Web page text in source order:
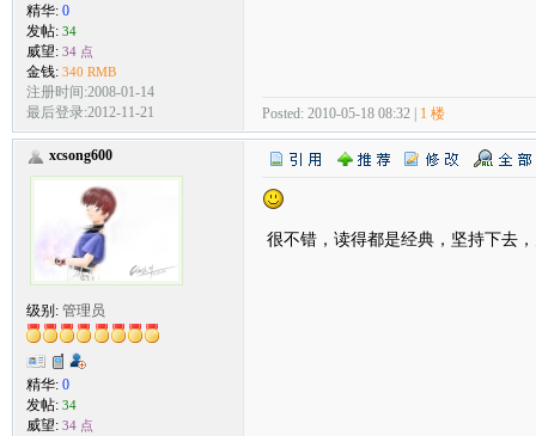
精华: 0
发帖: 34
威望: 34 点
金钱: 340 RMB
注册时间:2008-01-14
最后登录:2012-11-21
Posted: 2010-05-18 08:32 | 1 楼
xcsong600
级别: 管理员
精华: 0
发帖: 34
威望: 34 点
很不错，读得都是经典，坚持下去